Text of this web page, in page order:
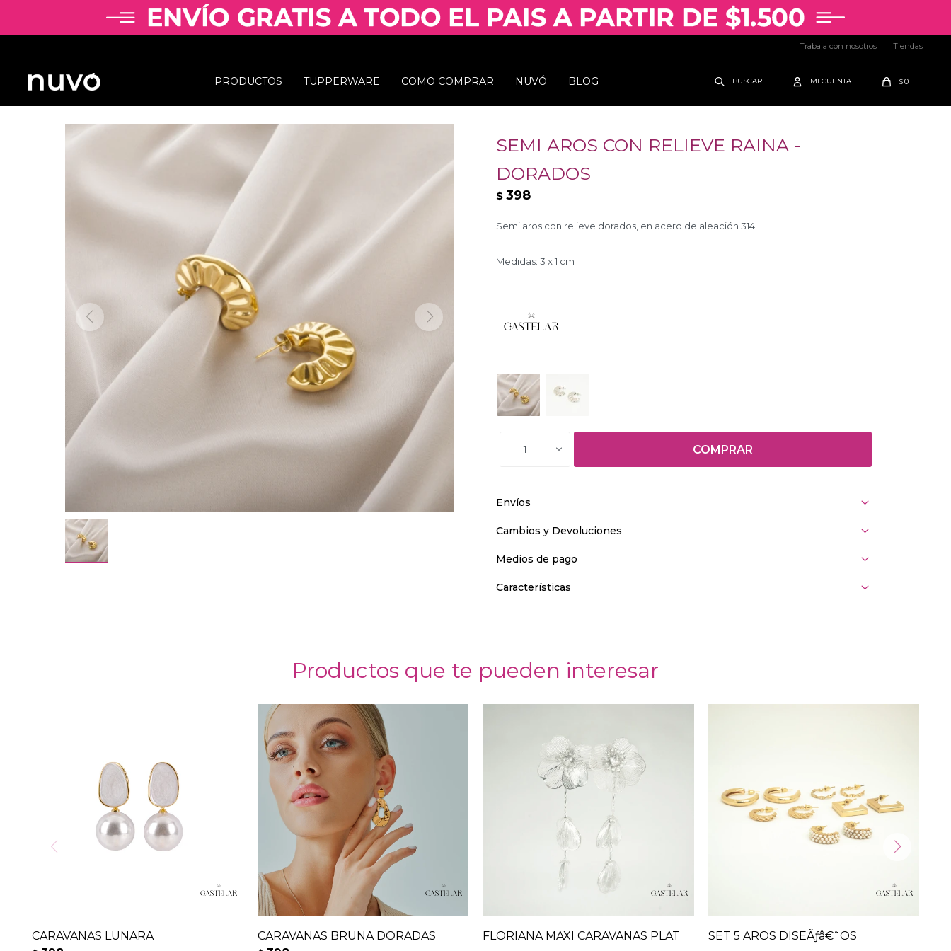
PRODUCTOS TUPPERWARE COMO COMPRAR NUVÓ BLOG $0
Trabaja con nosotros Tiendas
SEMI AROS CON RELIEVE RAINA -
DORADOS
$ 398
Semi aros con relieve dorados, en acero de aleación 314.
Medidas: 3 x 1 cm
1 COMPRAR
Envíos
Cambios y Devoluciones
Medios de pago
Características
Productos que te pueden interesar
CARAVANAS LUNARA CARAVANAS BRUNA DORADAS
FLORIANA MAXI CARAVANAS PLAT
SET 5 AROS DISEÃƒâ€˜OS